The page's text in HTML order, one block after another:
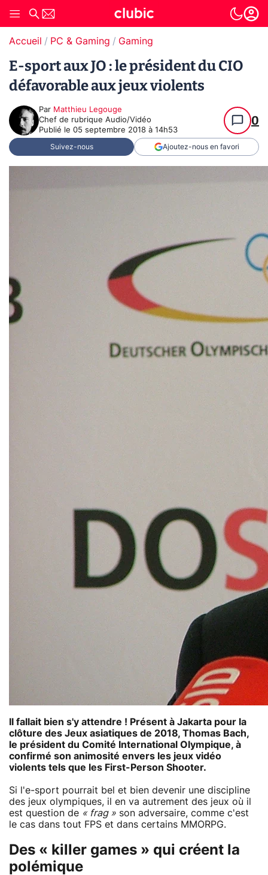
Accueil PC & Gaming Gaming
E-sport aux JO : le président du CIO
défavorable aux jeux violents
Par Matthieu Legouge
Chef de rubrique Audio/Vidéo
Publié le 05 septembre 2018 à 14h53
0
Suivez-nous Ajoutez-nous en favori
Il fallait bien s'y attendre ! Présent à Jakarta pour la
clôture des Jeux asiatiques de 2018, Thomas Bach,
le président du Comité International Olympique, à
confirmé son animosité envers les jeux vidéo
violents tels que les First-Person Shooter.
Si l'e-sport pourrait bel et bien devenir une discipline
des jeux olympiques, il en va autrement des jeux où il
est question de « frag » son adversaire, comme c'est
le cas dans tout FPS et dans certains MMORPG.
Des « killer games » qui créent la
polémique